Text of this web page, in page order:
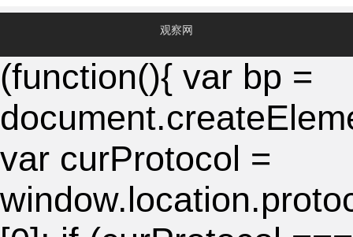
观察网
(function(){ var bp =
var curProtocol =